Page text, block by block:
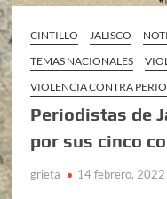
CINTILLO JALISCO
TEMAS NACIONALES
VIOLENCIA CONTRA
Periodistas de
por sus cinco
grieta 14 febrero, 2022